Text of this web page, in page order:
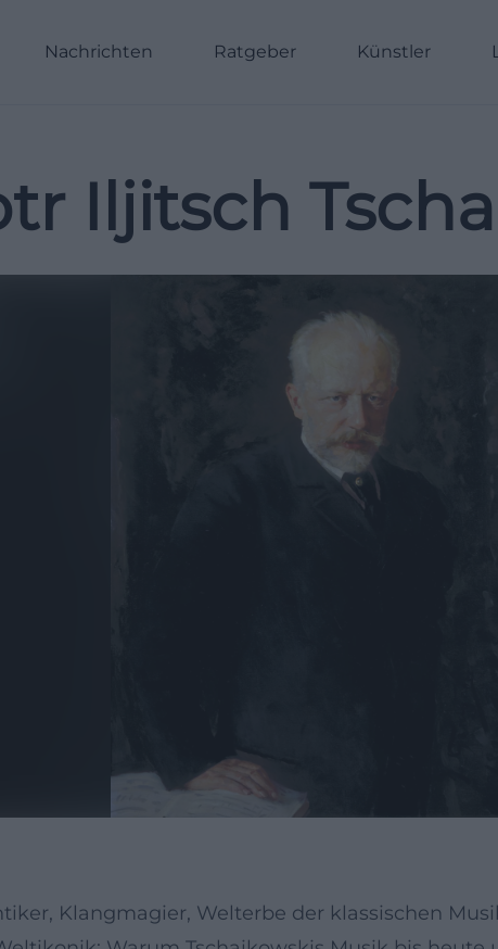
Nachrichten Ratgeber Künstler
Iljitsch
Klangmagier, Welterbe der klassischen